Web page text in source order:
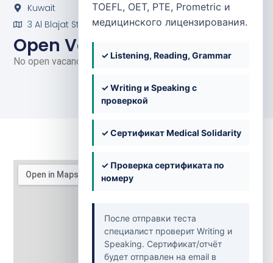
TOEFL, OET, PTE, Prometric и
медицинского лицензирования.
✓ Listening, Reading, Grammar
✓ Writing и Speaking с
проверкой
✓ Сертификат Medical Solidarity
✓ Проверка сертификата по
номеру
После отправки теста
специалист проверит Writing и
Speaking. Сертификат/отчёт
будет отправлен на email в
Kuwait
3 Al Blajat St, Salmiya, Кувейт
Open Vacancies
No open vacancies at the moment.